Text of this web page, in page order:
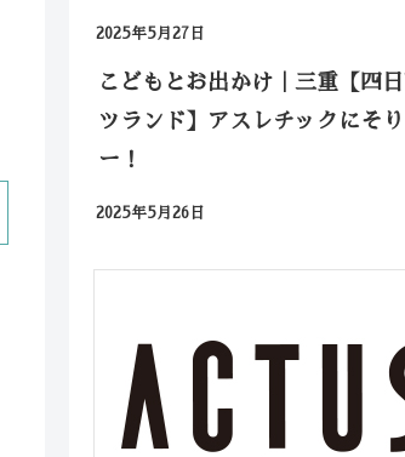
2025年5月27日
こどもとお出かけ｜三重【四
ツランド】アスレチックにそ
ー！
2025年5月26日